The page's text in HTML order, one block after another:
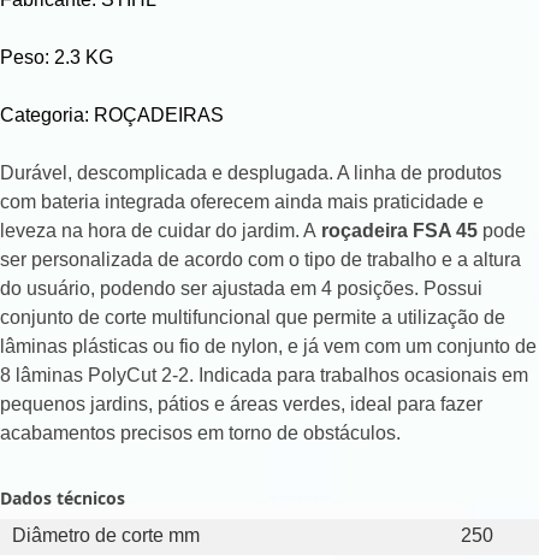
Peso: 2.3 KG
Categoria: ROÇADEIRAS
Durável, descomplicada e desplugada. A linha de produtos
com bateria integrada oferecem ainda mais praticidade e
leveza na hora de cuidar do jardim. A roçadeira FSA 45 pode
ser personalizada de acordo com o tipo de trabalho e a altura
do usuário, podendo ser ajustada em 4 posições. Possui
conjunto de corte multifuncional que permite a utilização de
lâminas plásticas ou fio de nylon, e já vem com um conjunto de
8 lâminas PolyCut 2-2. Indicada para trabalhos ocasionais em
pequenos jardins, pátios e áreas verdes, ideal para fazer
acabamentos precisos em torno de obstáculos.
Dados técnicos
Diâmetro de corte mm 250